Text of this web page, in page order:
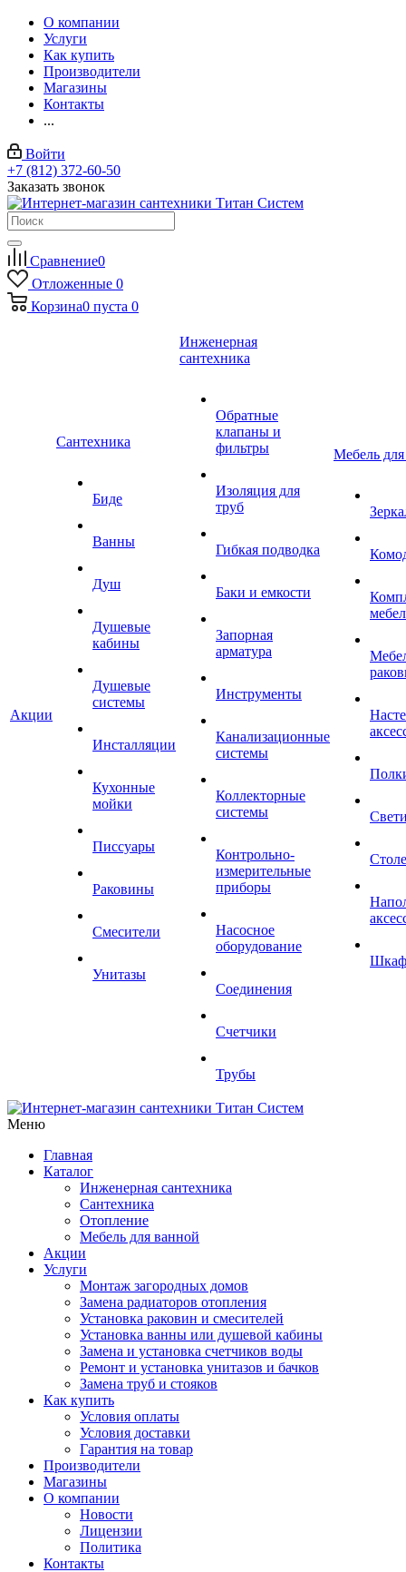
О компании
Услуги
Как купить
Производители
Магазины
Контакты
...
Войти
+7 (812) 372-60-50
Заказать звонок
Сравнение0
Отложенные 0
Корзина0 пуста 0
Акции
Сантехника
Биде
Ванны
Душ
Душевые
кабины
Душевые
системы
Инсталляции
Кухонные
мойки
Писсуары
Раковины
Смесители
Унитазы
Инженерная
сантехника
Обратные
клапаны и
фильтры
Изоляция для
труб
Гибкая подводка
Баки и емкости
Запорная
арматура
Инструменты
Канализационные
системы
Коллекторные
системы
Контрольно-
измерительные
приборы
Насосное
оборудование
Соединения
Счетчики
Трубы
Мебель
Меню
Главная
Каталог
Инженерная сантехника
Сантехника
Отопление
Мебель для ванной
Акции
Услуги
Монтаж загородных домов
Замена радиаторов отопления
Установка раковин и смесителей
Установка ванны или душевой кабины
Замена и установка счетчиков воды
Ремонт и установка унитазов и бачков
Замена труб и стояков
Как купить
Условия оплаты
Условия доставки
Гарантия на товар
Производители
Магазины
О компании
Новости
Лицензии
Политика
Контакты